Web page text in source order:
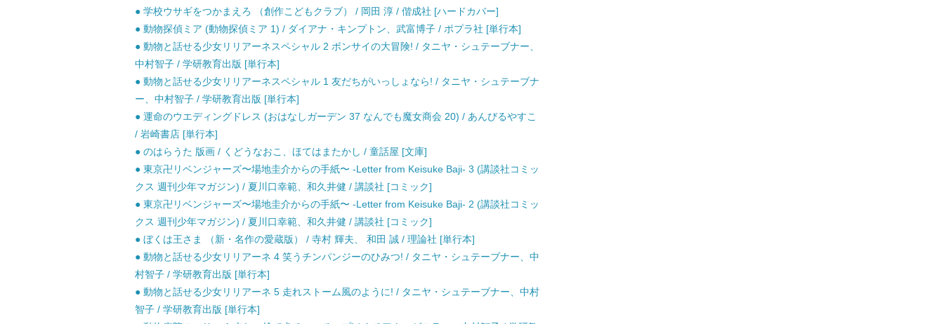
● 学校ウサギをつかまえろ （創作こどもクラブ） / 岡田 淳 / 偕成社 [ハードカバー]
● 動物探偵ミア (動物探偵ミア 1) / ダイアナ・キンプトン、武富博子 / ポプラ社 [単行本]
● 動物と話せる少女リリアーネスペシャル 2 ボンサイの大冒険! / タニヤ・シュテーブナー、
中村智子 / 学研教育出版 [単行本]
● 動物と話せる少女リリアーネスペシャル 1 友だちがいっしょなら! / タニヤ・シュテーブナ
ー、中村智子 / 学研教育出版 [単行本]
● 運命のウエディングドレス (おはなしガーデン 37 なんでも魔女商会 20) / あんびるやすこ
/ 岩崎書店 [単行本]
● のはらうた 版画 / くどうなおこ、ほてはまたかし / 童話屋 [文庫]
● 東京卍リベンジャーズ〜場地圭介からの手紙〜 -Letter from Keisuke Baji- 3 (講談社コミッ
クス 週刊少年マガジン) / 夏川口幸範、和久井健 / 講談社 [コミック]
● 東京卍リベンジャーズ〜場地圭介からの手紙〜 -Letter from Keisuke Baji- 2 (講談社コミッ
クス 週刊少年マガジン) / 夏川口幸範、和久井健 / 講談社 [コミック]
● ぼくは王さま （新・名作の愛蔵版） / 寺村 輝夫、 和田 誠 / 理論社 [単行本]
● 動物と話せる少女リリアーネ 4 笑うチンパンジーのひみつ! / タニヤ・シュテーブナー、中
村智子 / 学研教育出版 [単行本]
● 動物と話せる少女リリアーネ 5 走れストーム風のように! / タニヤ・シュテーブナー、中村
智子 / 学研教育出版 [単行本]